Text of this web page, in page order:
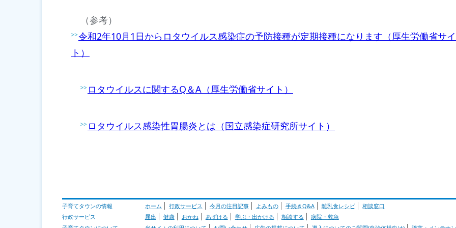
（参考）
令和2年10月1日からロタウイルス感染症の予防接種が定期接種になります（厚生労働省サイ
ト）
ロタウイルスに関するQ＆A（厚生労働省サイト）
ロタウイルス感染性胃腸炎とは（国立感染症研究所サイト）
子育てタウンの情報 ホーム 行政サービス 今月の注目記事 よみもの 手続きQ&A 離乳食レシピ
相談窓口
行政サービス
届出 健康 おかね あずける 学ぶ・出かける 相談する
病院・救急